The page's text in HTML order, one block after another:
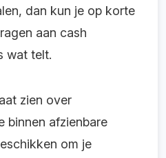
dan kun je op korte
aan cash
wat telt.
zien over
binnen afzienbare
om je